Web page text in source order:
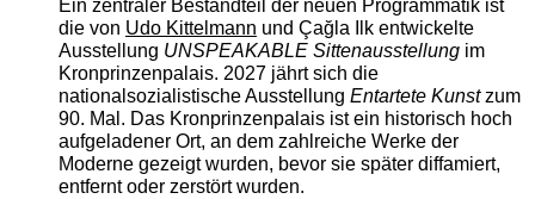
Ein zentraler Bestandteil der neuen Programmatik ist
die von Udo Kittelmann und Çağla Ilk entwickelte
Ausstellung UNSPEAKABLE Sittenausstellungim
Kronprinzenpalais. 2027 jährt sich die
nationalsozialistische Ausstellung Entartete Kunstzum
90. Mal. Das Kronprinzenpalais ist ein historisch hoch
aufgeladener Ort, an dem zahlreiche Werke der
Moderne gezeigt wurden, bevor sie später diffamiert,
entfernt oder zerstört wurden.